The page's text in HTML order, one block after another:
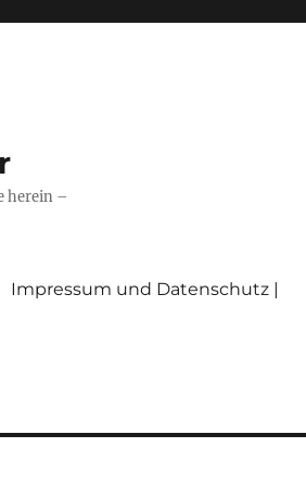
herein –
Impressum und Datenschutz |